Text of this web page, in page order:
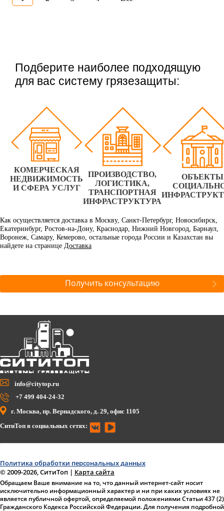
Подберите наиболее подходящую
для вас систему грязезащиты:
КОМЕРЧЕСКАЯ
НЕДВИЖИМОСТЬ
И СФЕРА УСЛУГ
ПРОИЗВОДСТВО,
ЛОГИСТИКА,
ТРАНСПОРТНАЯ
ИНФРАСТРУКТУРА
ОБЪЕКТЫ
Как осуществляется доставка в Москву, Санкт-Петербург, Новосибирск,
Екатеринбург, Ростов-на-Дону, Краснодар, Нижний Новгород, Барнаул,
Воронеж, Самару, Кемерово, остальные города России и Казахстан вы
найдете на странице Доставка
Получить консультацию
info@citytop.ru
+7 499 404-24-32
г. Москва, пр. Вернадского, д. 29, офис 1105
СитиТоп в социальных сетях:
Политика обработки персональных данных
© 2009-2026, СитиТоп | Карта сайта
Обращаем Ваше внимание на то, что данный интернет-сайт носит
исключительно информационный характер и ни при каких условиях не
является публичной офертой, определяемой положениями Статьи 437 (2)
Гражданского Кодекса Российской Федерации. Для получения подробной